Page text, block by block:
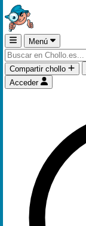
Menú
Compartir chollo
Acceder